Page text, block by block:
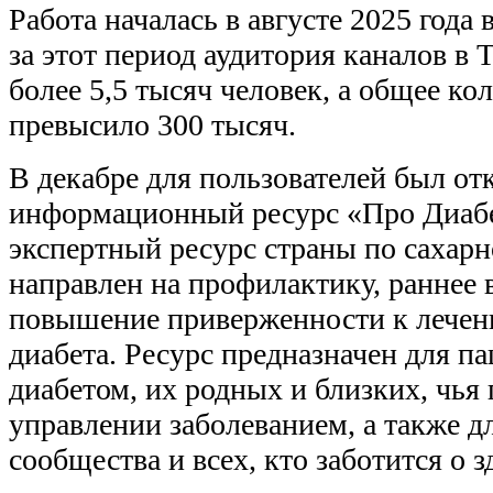
Работа началась в августе 2025
за этот период аудитория каналов
более 5,5 тысяч человек, а общее
превысило 300 тысяч.
В декабре для пользователей был
информационный ресурс «Про
экспертный ресурс страны по
направлен на профилактику, раннее
повышение приверженности к
диабета. Ресурс предназначен для
диабетом, их родных и близких, чья
управлении заболеванием, а также
сообщества и всех, кто заботится о